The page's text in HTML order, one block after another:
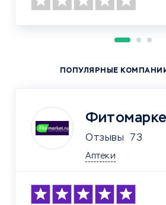
ПОПУЛЯРНЫЕ
Отзывы 73
Аптеки